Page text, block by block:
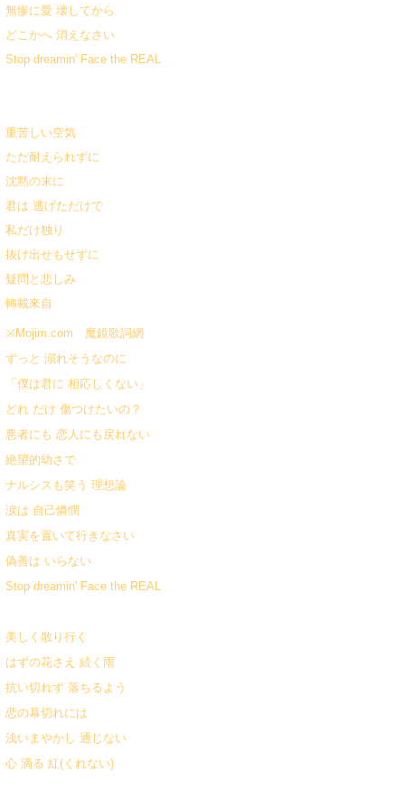
無惨に愛 壊してから
どこかへ 消えなさい
Stop dreamin' Face the REAL
重苦しい空気
ただ耐えられずに
沈黙の末に
君は 逃げただけで
私だけ独り
抜け出せもせずに
疑問と悲しみ
轉載來自
※Mojim.com 魔鏡歌詞網
ずっと 溺れそうなのに
「僕は君に 相応しくない」
どれ だけ 傷つけたいの？
悪者にも 恋人にも戻れない
絶望的幼さで
ナルシスも笑う 理想論
涙は 自己憐憫
真実を置いて行きなさい
偽善は いらない
Stop dreamin' Face the REAL
美しく散り行く
はずの花さえ 続く雨
抗い切れず 落ちるよう
恋の幕切れには
浅いまやかし 通じない
心 滴る 紅(くれない)